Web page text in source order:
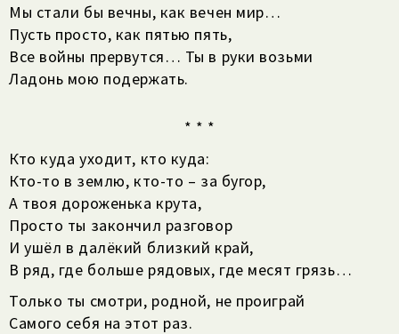
Мы стали бы вечны, как вечен мир…
Пусть просто, как пятью пять,
Все войны прервутся… Ты в руки возьми
Ладонь мою подержать.
* * *
Кто куда уходит, кто куда:
Кто-то в землю, кто-то – за бугор,
А твоя дороженька крута,
Просто ты закончил разговор
И ушёл в далёкий близкий край,
В ряд, где больше рядовых, где месят грязь…
Только ты смотри, родной, не проиграй
Самого себя на этот раз.